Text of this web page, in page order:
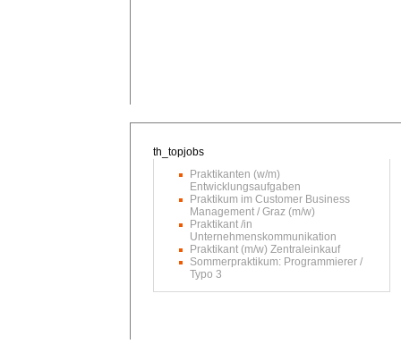
Praktikanten (w/m)
Entwicklungsaufgaben
Praktikum im Customer Business
Management / Graz (m/w)
Praktikant /in
Unternehmenskommunikation
Praktikant (m/w) Zentraleinkauf
Sommerpraktikum: Programmierer /
Typo 3